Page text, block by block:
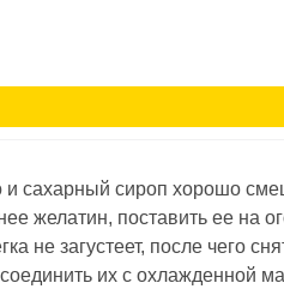
сахарный сироп хорошо
желатин, поставить ее на
не загустеет, после чего
соединить их с охлажденной